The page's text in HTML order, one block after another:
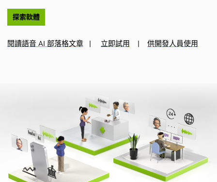
探索軟體
閱讀語音 AI 部落格文章 | 立即試用 | 供開發人員使用